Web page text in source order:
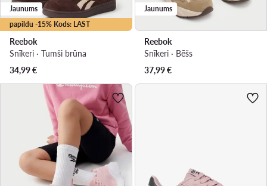
papildu -15% Kods: LAST
Jaunums
Reebok
Snīkeri · Tumši brūna
34,99€
Jaunums
Reebok
Snīkeri · Bēšs
37,99€